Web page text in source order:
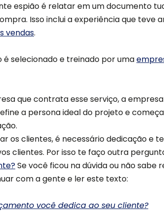
espião é relatar em um documento
Isso inclui a experiência que teve
vendas.
é selecionado e treinado por uma
que contrata esse serviço, a
a persona ideal do projeto e
os clientes, é necessário dedicação e
clientes. Por isso te faço outra
Se você ficou na dúvida ou não sabe
com a gente e ler este texto:
você dedica ao seu cliente?